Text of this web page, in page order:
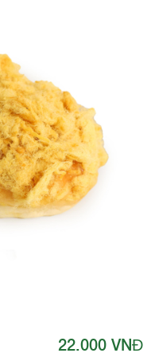
22.000 VNĐ